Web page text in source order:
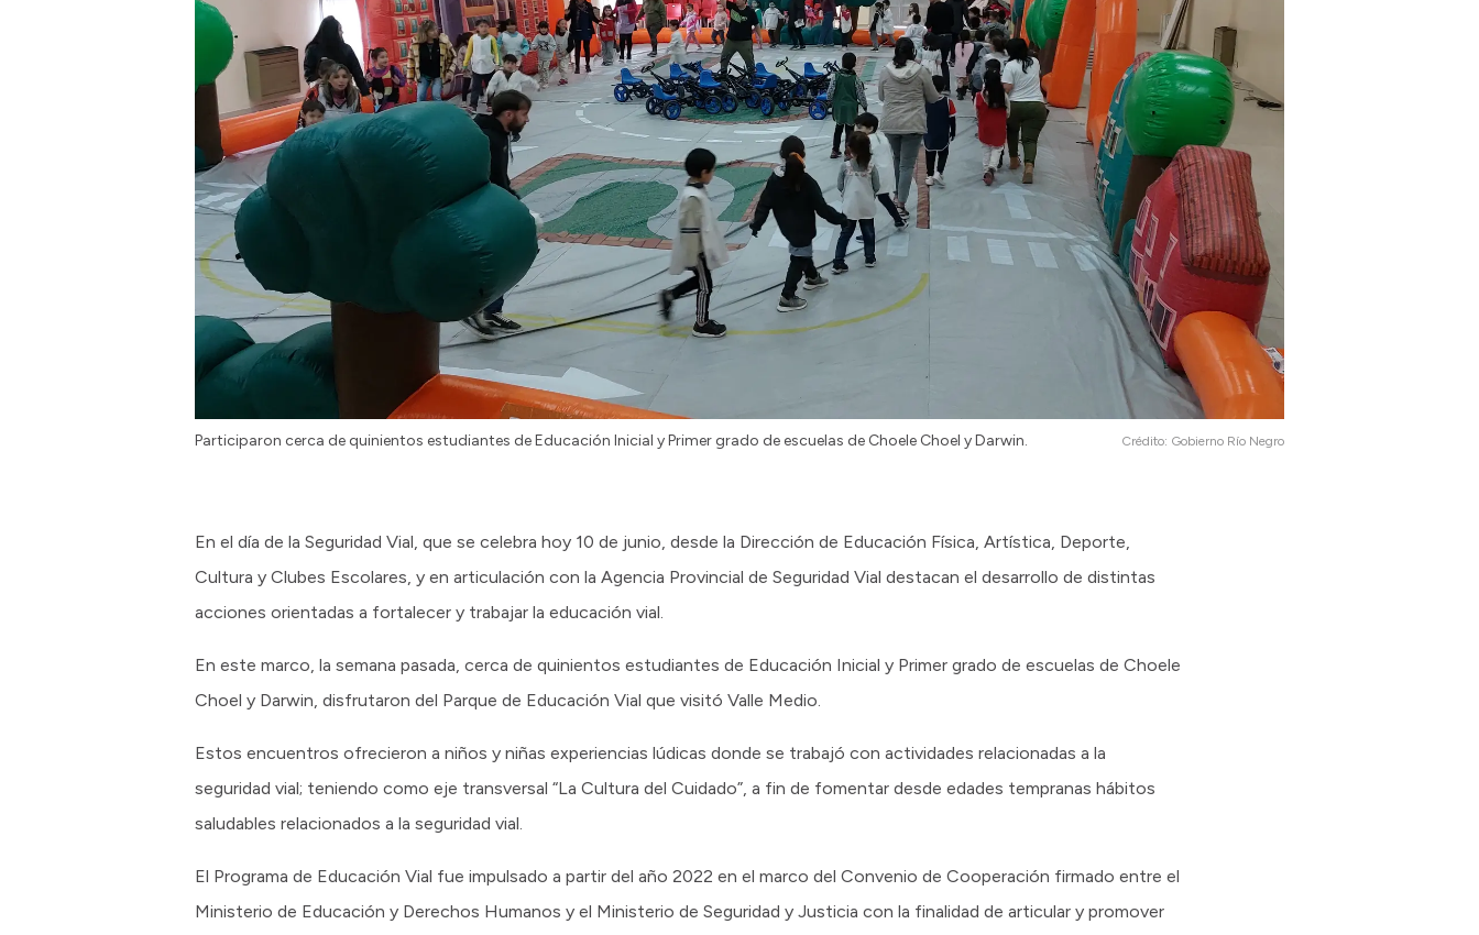
Participaron cerca de quinientos estudiantes de Educación Inicial y Primer grado de escuelas de Choele Choel y Darwin. Crédito: Gobierno Río Negro
En el día de la Seguridad Vial, que se celebra hoy 10 de junio, desde la Dirección de Educación Física, Artística, Deporte,
Cultura y Clubes Escolares, y en articulación con la Agencia Provincial de Seguridad Vial destacan el desarrollo de distintas
acciones orientadas a fortalecer y trabajar la educación vial.
En este marco, la semana pasada, cerca de quinientos estudiantes de Educación Inicial y Primer grado de escuelas de Choele
Choel y Darwin, disfrutaron del Parque de Educación Vial que visitó Valle Medio.
Estos encuentros ofrecieron a niños y niñas experiencias lúdicas donde se trabajó con actividades relacionadas a la
seguridad vial; teniendo como eje transversal “La Cultura del Cuidado”, a fin de fomentar desde edades tempranas hábitos
saludables relacionados a la seguridad vial.
El Programa de Educación Vial fue impulsado a partir del año 2022 en el marco del Convenio de Cooperación firmado entre el
Ministerio de Educación y Derechos Humanos y el Ministerio de Seguridad y Justicia con la finalidad de articular y promover